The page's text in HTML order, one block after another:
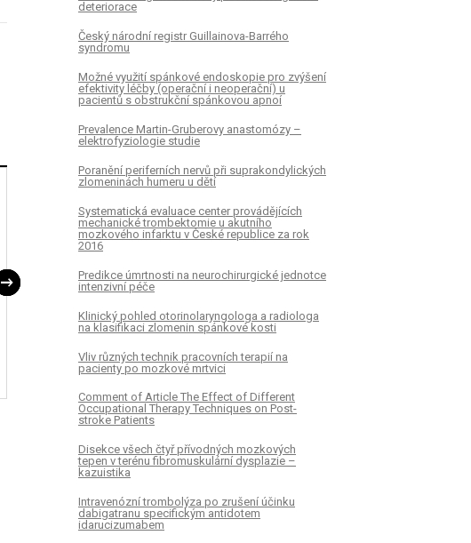
Pacient s hemiplegií nemá být vezen
deteriorace
Český národní registr Guillainova-Barrého
syndromu
Možné využití spánkové endoskopie pro zvýšení
efektivity léčby (operační i neoperační) u
pacientů s obstrukční spánkovou apnoí
Prevalence Martin-Gruberovy anastomózy –
elektrofyziologie studie
Poranění periferních nervů při suprakondylických
zlomeninách humeru u dětí
Systematická evaluace center provádějících
mechanické trombektomie u akutního
mozkového infarktu v České republice za rok
2016
Predikce úmrtnosti na neurochirurgické jednotce
intenzivní péče
Klinický pohled otorinolaryngologa a radiologa
na klasifikaci zlomenin spánkové kosti
Vliv různých technik pracovních terapií na
pacienty po mozkové mrtvici
Comment of Article The Effect of Different
Occupational Therapy Techniques on Post-
stroke Patients
Disekce všech čtyř přívodných mozkových
tepen v terénu fibromuskulární dysplazie –
kazuistika
Intravenózní trombolýza po zrušení účinku
dabigatranu specifickým antidotem
idarucizumabem